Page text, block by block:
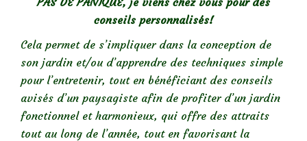
conseils personnalisés!
Cela permet de s’impliquer dans la conception de
son jardin et/ou d’apprendre des techniques simple
pour l’entretenir, tout en bénéficiant des conseils
avisés d’un paysagiste afin de profiter d’un jardin
fonctionnel et harmonieux, qui offre des attraits
tout au long de l’année, tout en favorisant la